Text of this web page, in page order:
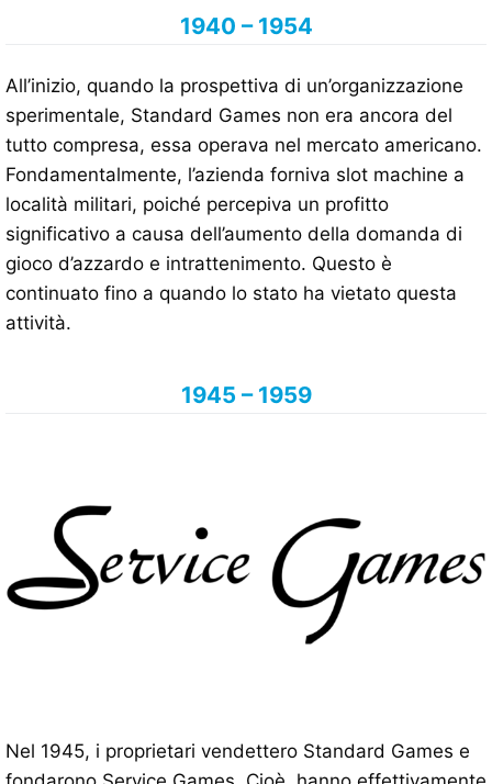
1940 – 1954
All’inizio, quando la prospettiva di un’organizzazione
sperimentale, Standard Games non era ancora del
tutto compresa, essa operava nel mercato americano.
Fondamentalmente, l’azienda forniva slot machine a
località militari, poiché percepiva un profitto
significativo a causa dell’aumento della domanda di
gioco d’azzardo e intrattenimento. Questo è
continuato fino a quando lo stato ha vietato questa
attività.
1945 – 1959
Nel 1945, i proprietari vendettero Standard Games e